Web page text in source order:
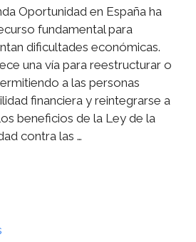
Oportunidad en España ha
fundamental para
dificultades económicas.
una vía para reestructurar o
a las personas
financiera y reintegrarse a
beneficios de la Ley de la
contra las …